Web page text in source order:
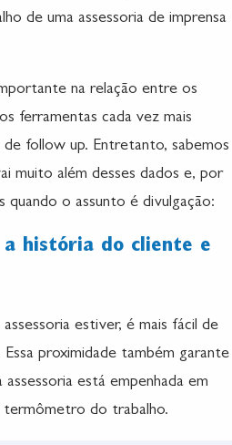
de uma assessoria de imprensa
na relação entre os
ferramentas cada vez mais
follow up. Entretanto, sabemos
muito além desses dados e, por
quando o assunto é divulgação:
a história do cliente e
estiver, é mais fácil de
proximidade também garante
está empenhada em
termômetro do trabalho.